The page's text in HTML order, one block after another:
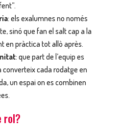
: els exalumnes no només
sinó que fan el salt cap a la
en pràctica tot allò après.
: que part de l’equip es
converteix cada rodatge en
un espai on es combinen
rol?